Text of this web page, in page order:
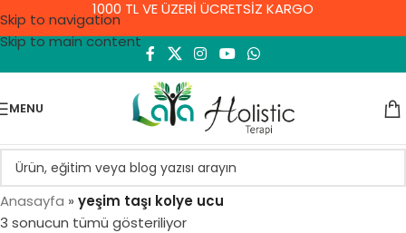
Skip to navigation
Skip to main content
1000 TL VE ÜZERİ ÜCRETSİZ KARGO
MENU
Anasayfa » yeşim taşı kolye ucu
3 sonucun tümü gösteriliyor